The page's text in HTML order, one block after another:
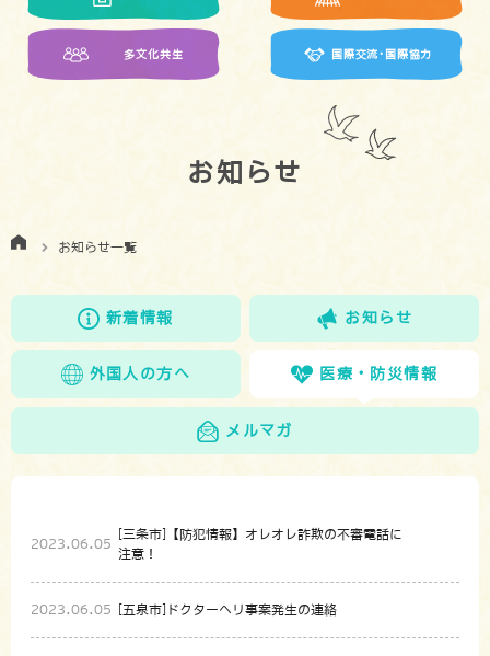
多文化共生 国際交流･国際協力
お知らせ
お知らせ一覧
新着情報 お知らせ
外国人の方へ 医療・防災情報
メルマガ
2023.06.05
[三条市]【防犯情報】オレオレ詐欺の不審電話に
注意！
2023.06.05 [五泉市]ドクターヘリ事案発生の連絡